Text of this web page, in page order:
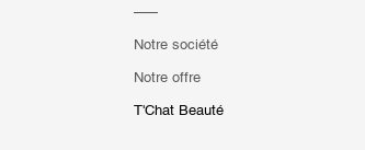
Notre société
Notre offre
T'Chat Beauté